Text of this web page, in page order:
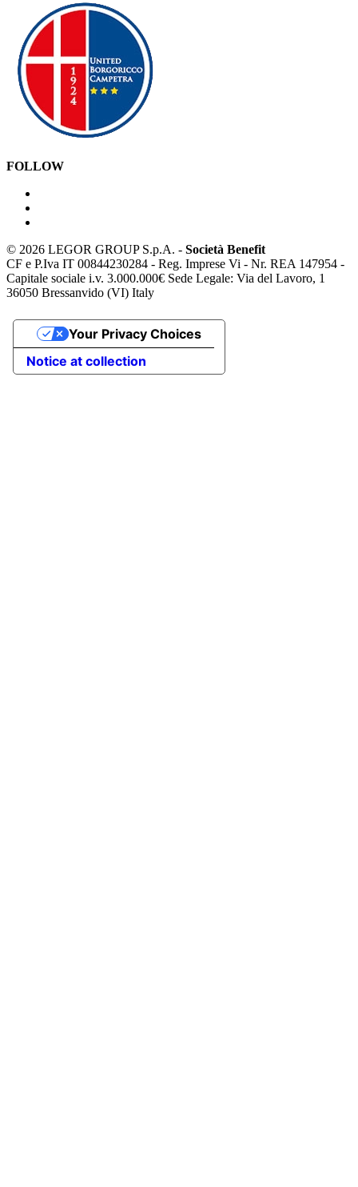
FOLLOW
© 2026 LEGOR GROUP S.p.A. - Società Benefit
CF e P.Iva IT 00844230284 - Reg. Imprese Vi - Nr. REA 147954 -
Capitale sociale i.v. 3.000.000€ Sede Legale: Via del Lavoro, 1
36050 Bressanvido (VI) Italy
Notice at collection
Your Privacy Choices